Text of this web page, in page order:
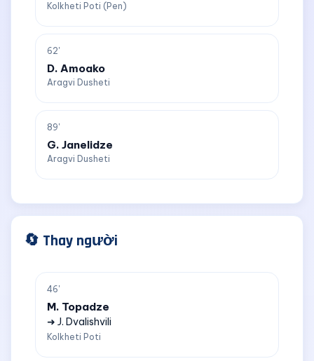
Kolkheti Poti (Pen)
62'
D. Amoako
Aragvi Dusheti
89'
G. Janelidze
Aragvi Dusheti
🔄 Thay người
46'
M. Topadze
➜ J. Dvalishvili
Kolkheti Poti